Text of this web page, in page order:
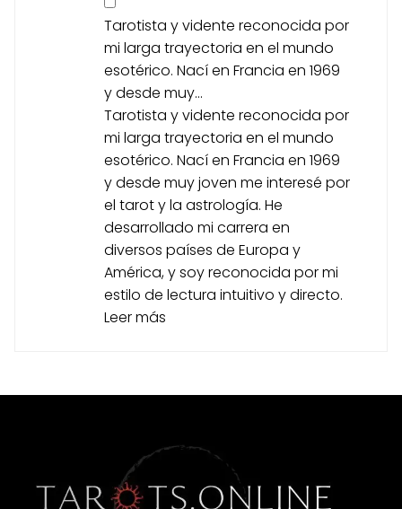
Tarotista y vidente reconocida por
mi larga trayectoria en el mundo
esotérico. Nací en Francia en 1969
y desde muy...
Tarotista y vidente reconocida por
mi larga trayectoria en el mundo
esotérico. Nací en Francia en 1969
y desde muy joven me interesé por
el tarot y la astrología. He
desarrollado mi carrera en
diversos países de Europa y
América, y soy reconocida por mi
estilo de lectura intuitivo y directo.
Leer más